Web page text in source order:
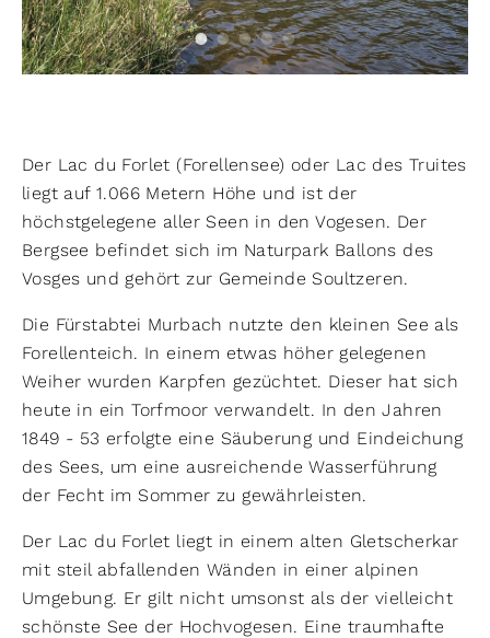
Der Lac du Forlet (Forellensee) oder Lac des Truites
liegt auf 1.066 Metern Höhe und ist der
höchstgelegene aller Seen in den Vogesen. Der
Bergsee befindet sich im Naturpark Ballons des
Vosges und gehört zur Gemeinde Soultzeren.
Die Fürstabtei Murbach nutzte den kleinen See als
Forellenteich. In einem etwas höher gelegenen
Weiher wurden Karpfen gezüchtet. Dieser hat sich
heute in ein Torfmoor verwandelt. In den Jahren
1849 - 53 erfolgte eine Säuberung und Eindeichung
des Sees, um eine ausreichende Wasserführung
der Fecht im Sommer zu gewährleisten.
Der Lac du Forlet liegt in einem alten Gletscherkar
mit steil abfallenden Wänden in einer alpinen
Umgebung. Er gilt nicht umsonst als der vielleicht
schönste See der Hochvogesen. Eine traumhafte